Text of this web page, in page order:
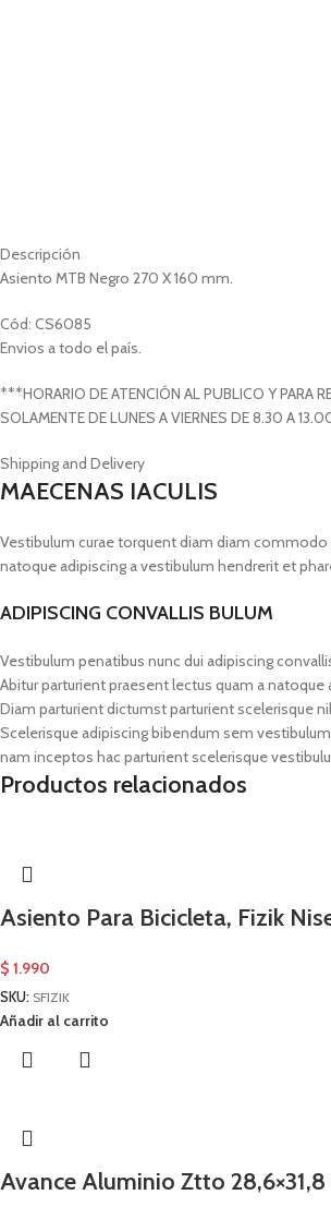
Descripción
Asiento MTB Negro 270 X 160 mm.
Cód: CS6085
Envios a todo el país.
***HORARIO DE ATENCIÓN AL PUBLICO Y PARA
SOLAMENTE DE LUNES A VIERNES DE 8.30 A
Shipping and Delivery
MAECENAS IACULIS
Vestibulum curae torquent diam diam commodo
natoque adipiscing a vestibulum hendrerit et
ADIPISCING CONVALLIS BULUM
Vestibulum penatibus nunc dui adipiscing
Abitur parturient praesent lectus quam a
Diam parturient dictumst parturient scelerisque
Scelerisque adipiscing bibendum sem
nam inceptos hac parturient scelerisque
Productos relacionados
Asiento Para Bicicleta, Fizik
$ 1.990
SKU: SFIZIK
Añadir al carrito
Avance Aluminio Ztto